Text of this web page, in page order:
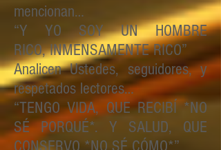
mencionan…
“Y YO SOY UN HOMBRE
RICO, INMENSAMENTE RICO”
Analicen Ustedes, seguidores, y
respetados lectores…
“TENGO VIDA, QUE RECIBÍ *NO
SÉ PORQUÉ*. Y SALUD, QUE
CONSERVO *NO SÉ CÓMO*”